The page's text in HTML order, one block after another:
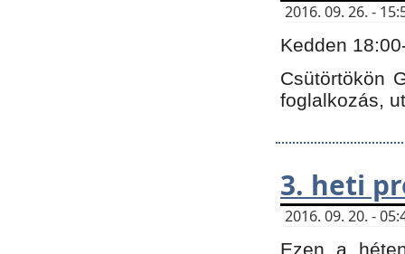
2016. 09. 26. -
Kedden
Csütörtökön
foglalkozás,
3. heti
2016. 09. 20. -
Ezen a